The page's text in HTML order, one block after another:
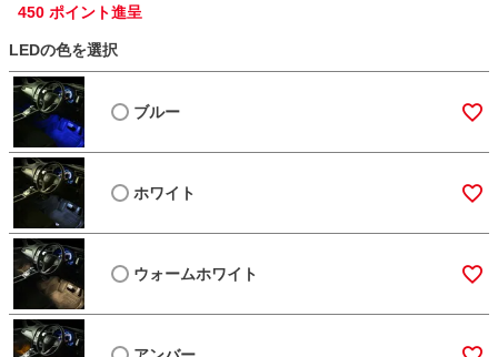
450 ポイント進呈
LEDの色を選択
ブルー
ホワイト
ウォームホワイト